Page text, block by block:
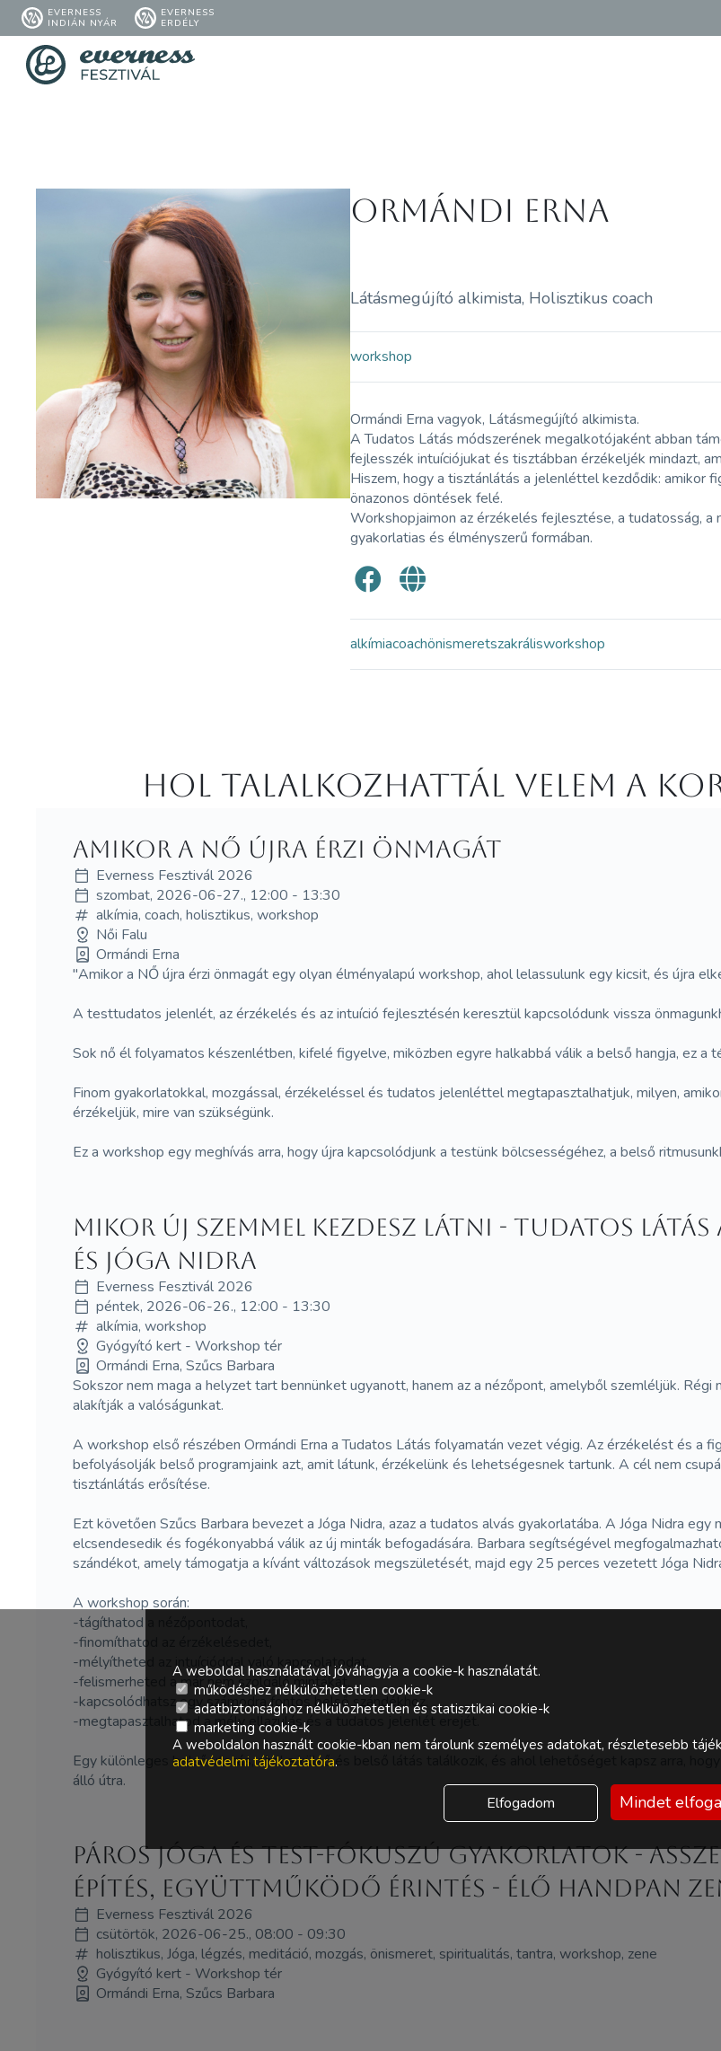
EVERNESS
INDIÁN NYÁR
EVERNESS
ERDÉLY
Ormándi Erna
Látásmegújító alkimista, Holisztikus coach
workshop
Ormándi Erna vagyok, Látásmegújító alkimista.
A Tudatos Látás módszerének megalkotójaként abban
fejlesszék intuíciójukat és tisztábban érzékeljék mindazt,
Hiszem, hogy a tisztánlátás a jelenléttel kezdődik: amikor
önazonos döntések felé.
Workshopjaimon az érzékelés fejlesztése, a tudatosság,
gyakorlatias és élményszerű formában.
alkímiacoachönismeretszakrálisworkshop
Hol Talalkozhattál velem a
Amikor a NŐ újra érzi önmagát
Everness Fesztivál 2026
szombat, 2026-06-27., 12:00 - 13:30
alkímia, coach, holisztikus, workshop
Női Falu
Ormándi Erna
"Amikor a NŐ újra érzi önmagát egy olyan élményalapú workshop, ahol lelassulunk egy kicsit, és újra
A testtudatos jelenlét, az érzékelés és az intuíció fejlesztésén keresztül kapcsolódunk vissza
Sok nő él folyamatos készenlétben, kifelé figyelve, miközben egyre halkabbá válik a belső hangja, ez a
Finom gyakorlatokkal, mozgással, érzékeléssel és tudatos jelenléttel megtapasztalhatjuk, milyen,
érzékeljük, mire van szükségünk.
Ez a workshop egy meghívás arra, hogy újra kapcsolódjunk a testünk bölcsességéhez, a belső
Mikor új szemmel kezdesz látni - Tudatos
és Jóga Nidra
Everness Fesztivál 2026
péntek, 2026-06-26., 12:00 - 13:30
alkímia, workshop
Gyógyító kert - Workshop tér
Ormándi Erna, Szűcs Barbara
Sokszor nem maga a helyzet tart bennünket ugyanott, hanem az a nézőpont, amelyből szemléljük.
alakítják a valóságunkat.
A workshop első részében Ormándi Erna a Tudatos Látás folyamatán vezet végig. Az érzékelést és a
befolyásolják belső programjaink azt, amit látunk, érzékelünk és lehetségesnek tartunk. A cél nem
tisztánlátás erősítése.
Ezt követően Szűcs Barbara bevezet a Jóga Nidra, azaz a tudatos alvás gyakorlatába. A Jóga Nidra
elcsendesedik és fogékonyabbá válik az új minták befogadására. Barbara segítségével
szándékot, amely támogatja a kívánt változások megszületését, majd egy 25 perces vezetett Jóga
A workshop során:
-tágíthatod a nézőpontodat,
-finomíthatod az érzékelésedet,
-mélyítheted az intuícióddal való kapcsolatodat,
-felismerheted a már nem szolgáló mintákat,
-kapcsolódhatsz egy számodra fontos belső szándékhoz,
-megtapasztalhatod a mély ellazulás és a tudatos jelenlét erejét.
Egy különleges belső utazás, ahol a külső és belső látás találkozik, és ahol lehetőséget kapsz arra,
álló útra.
Páros jóga és test-fókuszú gyakorlatok -
építés, együttműködő érintés - élő handpan
Everness Fesztivál 2026
csütörtök, 2026-06-25., 08:00 - 09:30
holisztikus, Jóga, légzés, meditáció, mozgás, önismeret, spiritualitás, tantra, workshop, zene
Gyógyító kert - Workshop tér
Ormándi Erna, Szűcs Barbara
A weboldal használatával jóváhagyja a cookie-k használatát.
működéshez nélkülözhetetlen cookie-k
adatbiztonsághoz nélkülözhetetlen és statisztikai cookie-k
marketing cookie-k
A weboldalon használt cookie-kban nem tárolunk személyes adatokat, részletesebb
adatvédelmi tájékoztatóra.
Elfogadom Mindet